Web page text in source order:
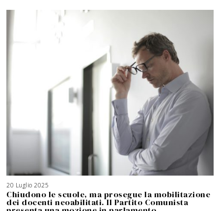
20 Luglio 2025
A
g
o
s
t
Chiudono le scuole, ma prosegue la mobilitazione
dei docenti neoabilitati. Il Partito Comunista